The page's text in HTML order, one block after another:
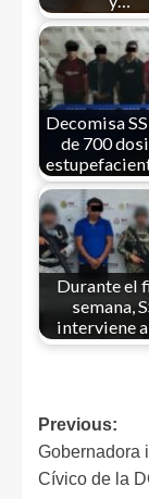
Decomisa
de 700
Durante el
semana,
interviene
Previous:
Gobernadora
Cívico de la